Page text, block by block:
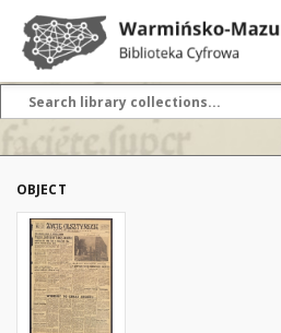
OBJECT